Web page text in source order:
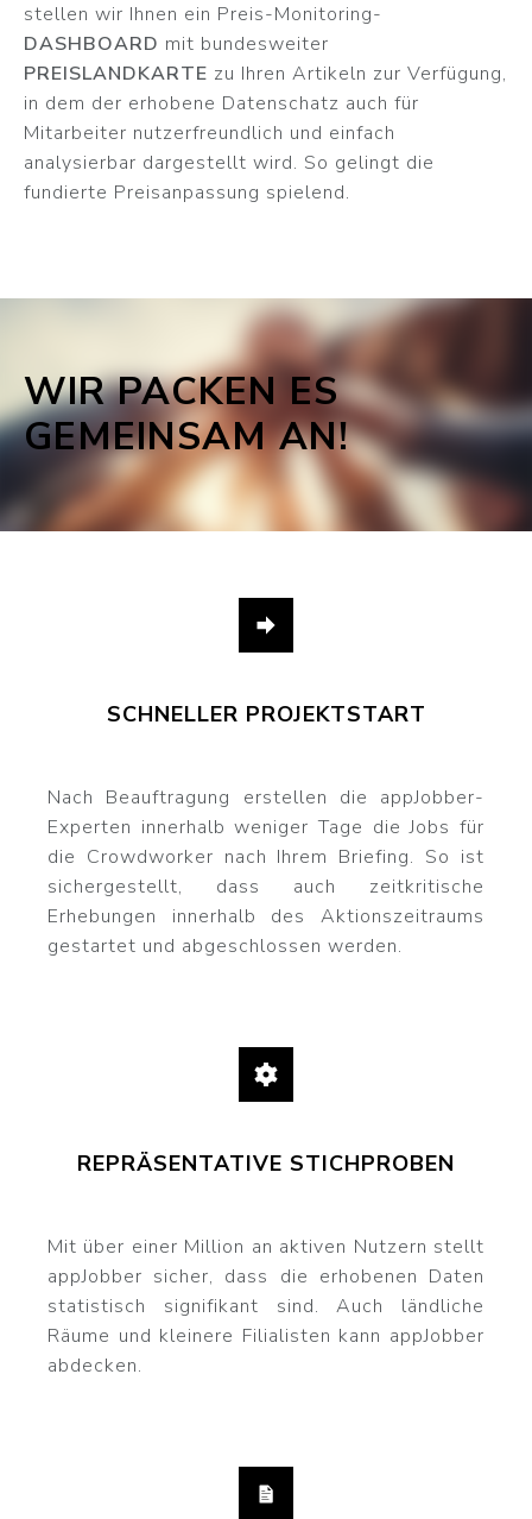
stellen wir Ihnen ein Preis-Monitoring-
DASHBOARD mit bundesweiter
PREISLANDKARTE zu Ihren Artikeln zur Verfügung,
in dem der erhobene Datenschatz auch für
Mitarbeiter nutzerfreundlich und einfach
analysierbar dargestellt wird. So gelingt die
fundierte Preisanpassung spielend.
WIR PACKEN ES
GEMEINSAM AN!
SCHNELLER PROJEKTSTART
Nach Beauftragung erstellen die appJobber-
Experten innerhalb weniger Tage die Jobs für
die Crowdworker nach Ihrem Briefing. So ist
sichergestellt, dass auch zeitkritische
Erhebungen innerhalb des Aktionszeitraums
gestartet und abgeschlossen werden.
REPRÄSENTATIVE STICHPROBEN
Mit über einer Million an aktiven Nutzern stellt
appJobber sicher, dass die erhobenen Daten
statistisch signifikant sind. Auch ländliche
Räume und kleinere Filialisten kann appJobber
abdecken.